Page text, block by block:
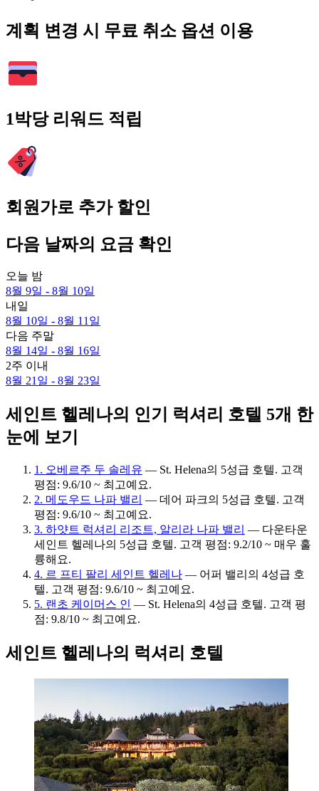
계획 변경 시 무료 취소 옵션 이용
1박당 리워드 적립
회원가로 추가 할인
다음 날짜의 요금 확인
오늘 밤
8월 9일 - 8월 10일
내일
8월 10일 - 8월 11일
다음 주말
8월 14일 - 8월 16일
2주 이내
8월 21일 - 8월 23일
세인트 헬레나의 인기 럭셔리 호텔 5개 한
눈에 보기
1. 오베르주 두 솔레유 — St. Helena의 5성급 호텔. 고객
평점: 9.6/10 ~ 최고예요.
2. 메도우드 나파 밸리 — 데어 파크의 5성급 호텔. 고객
평점: 9.6/10 ~ 최고예요.
3. 하얏트 럭셔리 리조트, 알리라 나파 밸리 — 다운타운
세인트 헬레나의 5성급 호텔. 고객 평점: 9.2/10 ~ 매우 훌
륭해요.
4. 르 프티 팔리 세인트 헬레나 — 어퍼 밸리의 4성급 호
텔. 고객 평점: 9.6/10 ~ 최고예요.
5. 랜초 케이머스 인 — St. Helena의 4성급 호텔. 고객 평
점: 9.8/10 ~ 최고예요.
세인트 헬레나의 럭셔리 호텔